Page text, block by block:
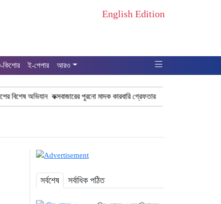
English Edition
কিশোর ই-পেপার আরও
কক্সবাজারের পুরনো মাদক কারবারি গ্রেফতার ঢাকা চট্টগ্রাম মহাসড়ক স্টার
সর্বশেষ সর্বাধিক পঠিত